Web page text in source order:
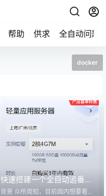
帮助 供求 全自动问题
docker
快速搭建一个全自动追番系
统，从此追番快人一步–
背景 众所周知，目前国内想要看日